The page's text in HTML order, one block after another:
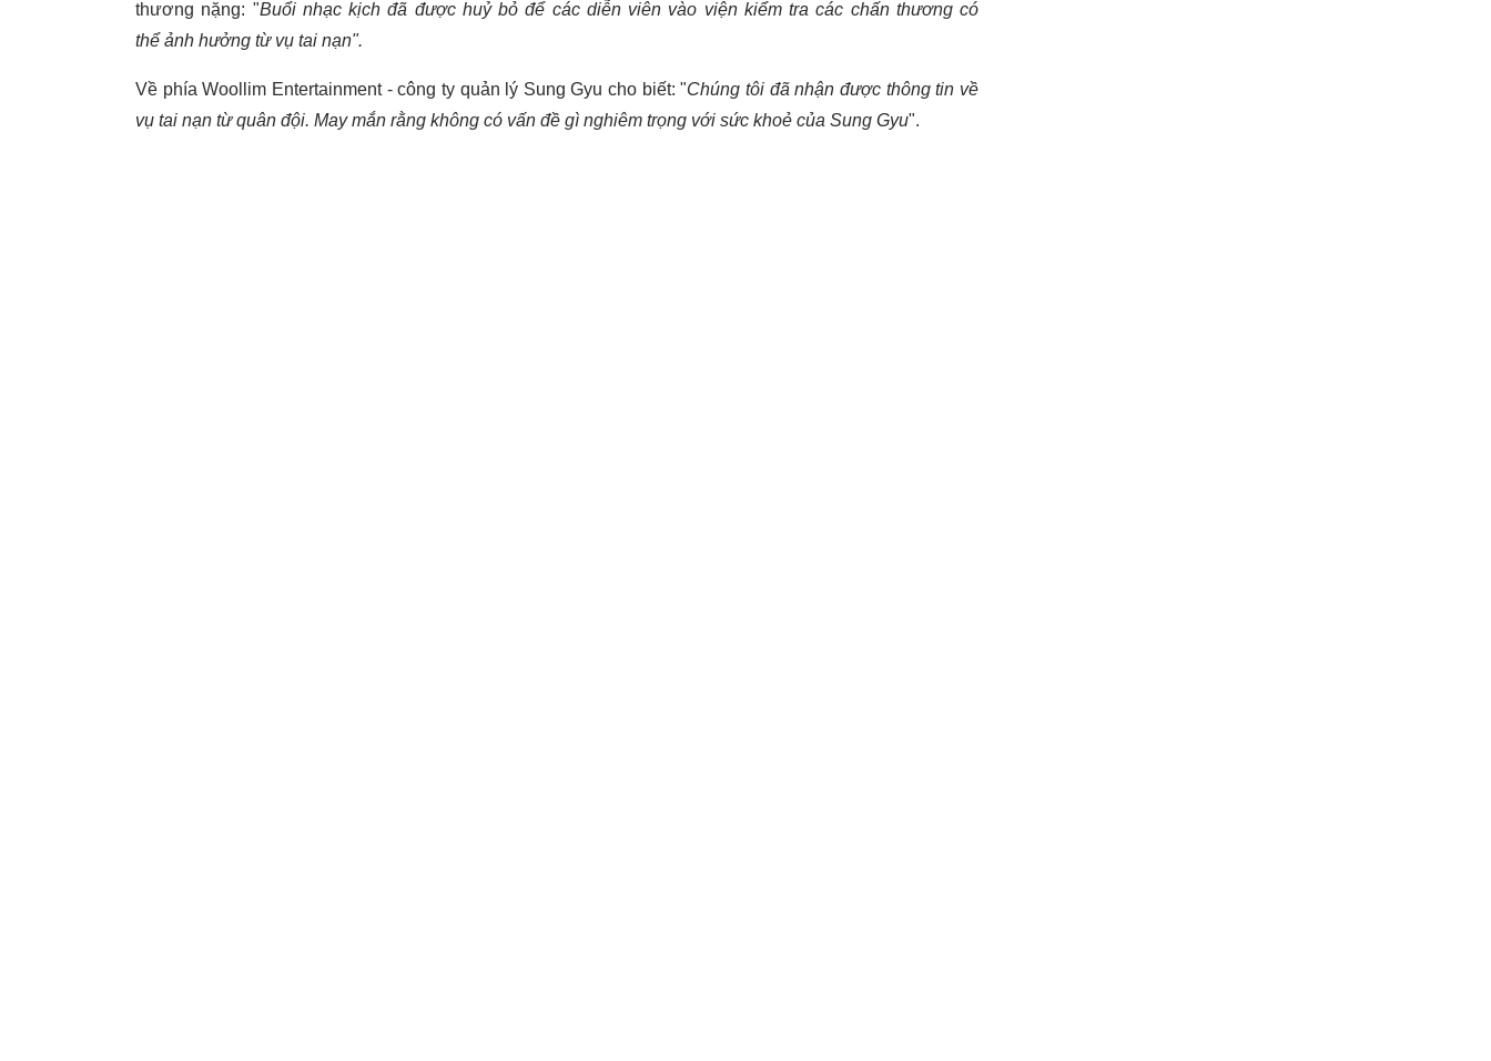
thương nặng: "Buổi nhạc kịch đã được huỷ bỏ để các diễn viên vào viện kiểm tra các chấn thương có
thể ảnh hưởng từ vụ tai nạn".
Về phía Woollim Entertainment - công ty quản lý Sung Gyu cho biết: "Chúng tôi đã nhận được thông tin về
vụ tai nạn từ quân đội. May mắn rằng không có vấn đề gì nghiêm trọng với sức khoẻ của Sung Gyu".